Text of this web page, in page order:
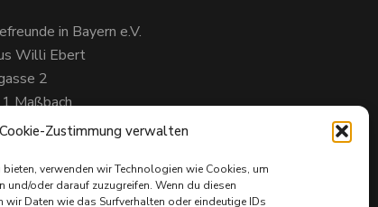
Cookie-Zustimmung verwalten
verwenden wir Technologien wie Cookies, um
und/oder darauf zuzugreifen. Wenn du diesen
Daten wie das Surfverhalten oder eindeutige IDs
in Bayern e.V.
Willi Ebert
2
Maßbach
172 85 64 937